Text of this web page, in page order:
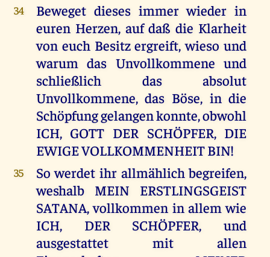
34
Beweget dieses immer wieder in
euren Herzen, auf daß die Klarheit
von euch Besitz ergreift, wieso und
warum das Unvollkommene und
schließlich das absolut
Unvollkommene, das Böse, in die
Schöpfung gelangen konnte, obwohl
ICH, GOTT DER SCHÖPFER, DIE
EWIGE VOLLKOMMENHEIT BIN!
35
So werdet ihr allmählich begreifen,
weshalb MEIN ERSTLINGSGEIST
SATANA, vollkommen in allem wie
ICH, DER SCHÖPFER, und
ausgestattet mit allen